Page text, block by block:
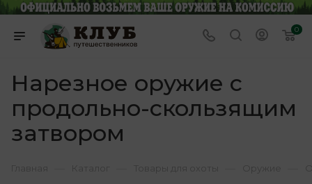
0
Нарезное оружие с
продольно-скользящим
затвором